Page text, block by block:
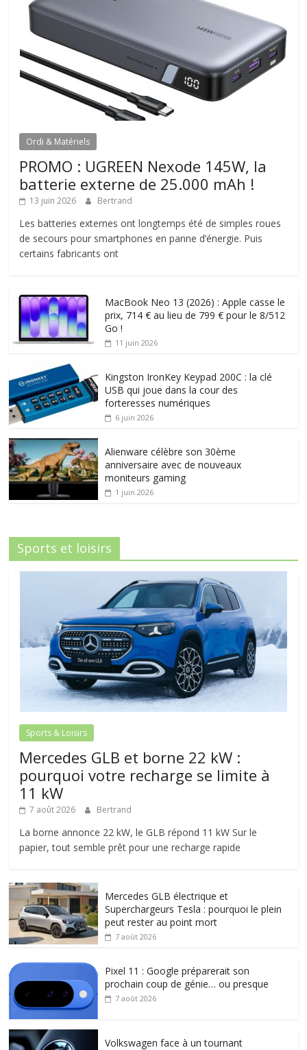
Ordi & Matériels
PROMO : UGREEN Nexode 145W, la
batterie externe de 25.000 mAh !
13 juin 2026 Bertrand
Les batteries externes ont longtemps été de simples roues
de secours pour smartphones en panne d’énergie. Puis
certains fabricants ont
MacBook Neo 13 (2026) : Apple casse le
prix, 714 € au lieu de 799 € pour le 8/512
Go !
11 juin 2026
Kingston IronKey Keypad 200C : la clé
USB qui joue dans la cour des
forteresses numériques
6 juin 2026
Alienware célèbre son 30ème
anniversaire avec de nouveaux
moniteurs gaming
1 juin 2026
Sports et loisirs
Sports & Loisirs
Mercedes GLB et borne 22 kW :
pourquoi votre recharge se limite à
11 kW
7 août 2026 Bertrand
La borne annonce 22 kW, le GLB répond 11 kW Sur le
papier, tout semble prêt pour une recharge rapide
Mercedes GLB électrique et
Superchargeurs Tesla : pourquoi le plein
peut rester au point mort
7 août 2026
Pixel 11 : Google préparerait son
prochain coup de génie… ou presque
7 août 2026
Volkswagen face à un tournant